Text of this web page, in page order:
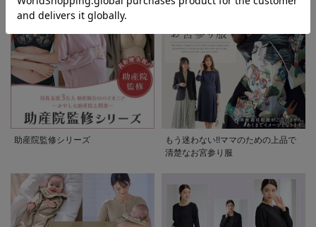
助産院監修シリーズ
もう迷わない!!ママのための上品で
清楚なお宮参り服